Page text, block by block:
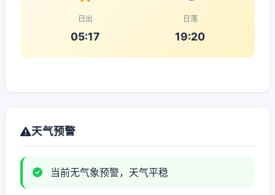
日出
05:17
日落
19:20
天气预警
当前无气象预警，天气平稳